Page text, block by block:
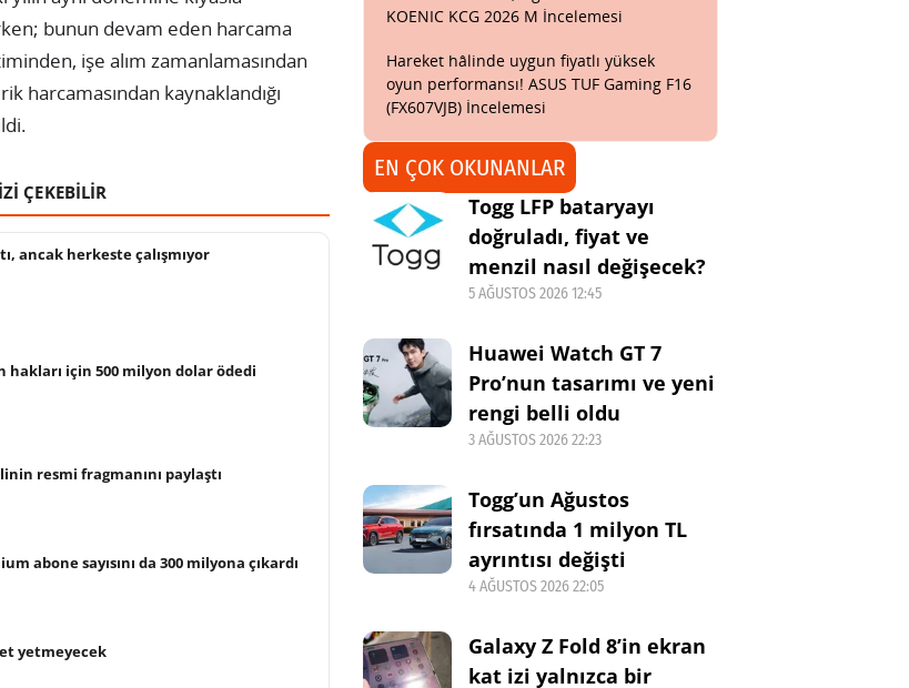
bunun devam eden harcama
işe alım zamanlamasından
harcamasından kaynaklandığı
ÇEKEBİLİR
ancak herkeste çalışmıyor
hakları için 500 milyon dolar ödedi
resmi fragmanını paylaştı
abone sayısını da 300 milyona çıkardı
yetmeyecek
KOENIC KCG 2026 M İncelemesi
Hareket hâlinde uygun fiyatlı yüksek
oyun performansı! ASUS TUF Gaming F16
(FX607VJB) İncelemesi
EN ÇOK OKUNANLAR
Togg LFP bataryayı
doğruladı, fiyat ve
menzil nasıl değişecek?
5 AĞUSTOS 2026 12:45
Huawei Watch GT 7
Pro’nun tasarımı ve yeni
rengi belli oldu
3 AĞUSTOS 2026 22:23
Togg’un Ağustos
fırsatında 1 milyon TL
ayrıntısı değişti
4 AĞUSTOS 2026 22:05
Galaxy Z Fold 8’in ekran
kat izi yalnızca bir